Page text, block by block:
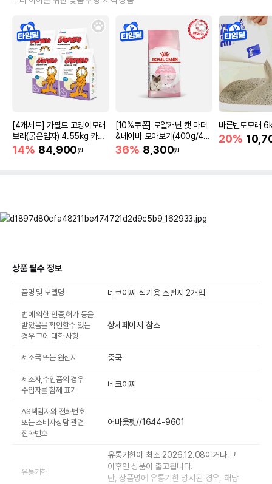
[4개세트] 가필드 고양이모래
보라(굵은입자) 4.55kg 카사
바모래
14% 84,900원
[10%쿠폰] 로얄캐닌 캣 마더
&베이비 모아보기(400g/4/1
0kg)
36% 8,300원
바른벤토모래
20%
상품 필수 정보
품명 및 모델명 네코이찌 식기용 스펀지 2개입
법에 의한 인증,허가 등을
받았음을 확인할수 있는
경우 그에 대한 사항
상세페이지 참조
제조국 또는 원산지 중국
제조자,수입품의 경우
수입자를 함께 표기
네코이찌
AS책임자와 전화번호
또는 소비자상담 관련
전화번호
어바웃펫//1644-9601
유통기한
유통기한이 최소 2026.12.08이거나 그
이후인 상품이 출고됩니다.
단, 상품명에 유통기한 명시된 경우, 해당